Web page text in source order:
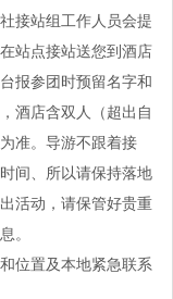
接站组工作人员会提
站点接站送您到酒店
报参团时预留名字和
酒店含双人（超出自
准。导游不跟着接
间、所以请保持落地
活动，请保管好贵重
。
位置及本地紧急联系